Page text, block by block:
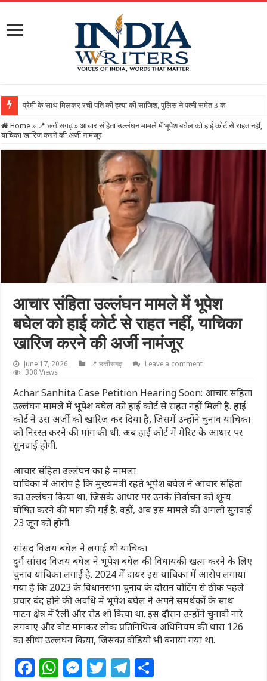
Home » 📍 छत्तीसगढ़ » आचार संहिता उल्लंघन मामले में भूपेश बघेल को हाई कोर्ट से राहत नहीं,
याचिका खारिज करने की अर्जी नामंजूर
आचार संहिता उल्लंघन मामले में भूपेश
बघेल को हाई कोर्ट से राहत नहीं, याचिका
खारिज करने की अर्जी नामंजूर
June 17, 2026 📍 छत्तीसगढ़
Leave a comment
308 Views
Achar Sanhita Case Petition Hearing Soon: आचार संहिता
उल्लंघन मामले में भूपेश बघेल को हाई कोर्ट से राहत नहीं मिली है. हाई
कोर्ट ने उस अर्जी को खारिज कर दिया है, जिसमें उन्होंने चुनाव याचिका
को निरस्त करने की मांग की थी. अब हाई कोर्ट में मेरिट के आधार पर
सुनवाई होगी.
आचार संहिता उल्लंघन का है मामला
याचिका में आरोप है कि मुख्यमंत्री रहते भूपेश बघेल ने आचार संहिता
का उल्लंघन किया था, जिसके आधार पर उनके निर्वाचन को शून्य
घोषित करने की मांग की गई है. वहीं, अब इस मामले की अगली सुनवाई
23 जून को होगी.
सांसद विजय बघेल ने लगाई थी याचिका
दुर्ग सांसद विजय बघेल ने भूपेश बघेल की विधायकी खत्म करने के लिए
चुनाव याचिका लगाई है. 2024 में दायर इस याचिका में आरोप लगाया
गया है कि 2023 के विधानसभा चुनाव के दौरान वोटिंग से ठीक पहले
प्रचार बंद होने की अवधि में भूपेश बघेल ने अपने समर्थकों के साथ
पाटन क्षेत्र में रैली और रोड शो किया था. इस दौरान उन्होंने चुनावी नारे
लगवाए और वोट मांगकर लोक प्रतिनिधित्व अधिनियम की धारा 126
का सीधा उल्लंघन किया, जिसका वीडियो भी बनाया गया था.
F W M T T